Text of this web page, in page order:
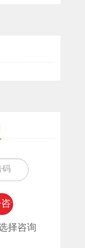
择咨询